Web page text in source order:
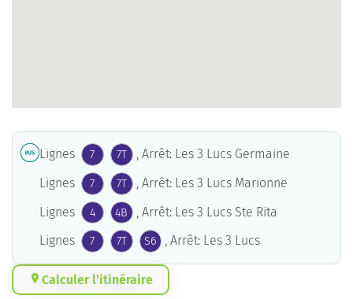
Lignes 7 7T
, Arrêt: Les 3 Lucs Germaine
Lignes
7 7T
, Arrêt: Les 3 Lucs Marionne
Lignes
4 4B
, Arrêt: Les 3 Lucs Ste Rita
Lignes
7 7T S6 , Arrêt: Les 3 Lucs
Calculer l’itinéraire